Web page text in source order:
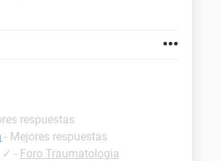
respuestas
- Mejores respuestas
✓ - Foro Traumatologia